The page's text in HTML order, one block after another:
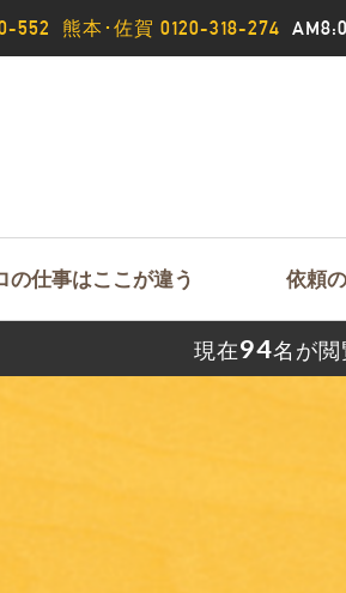
552 熊本･佐賀 0120-318-274
の仕事はここが違う 依頼
現在94名が閲